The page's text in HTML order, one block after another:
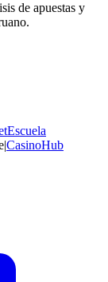
de apuestas y
|CasinoHub